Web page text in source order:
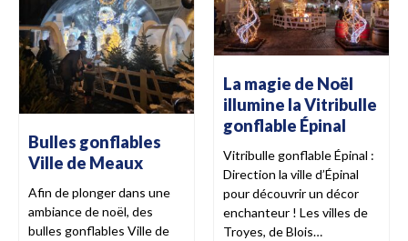
Bulles gonflables
Ville de Meaux
Afin de plonger dans une
ambiance de noël, des
bulles gonflables Ville de
La magie de Noël
illumine la Vitribulle
gonflable Épinal
Vitribulle gonflable Épinal :
Direction la ville d’Épinal
pour découvrir un décor
enchanteur ! Les villes de
Troyes, de Blois…